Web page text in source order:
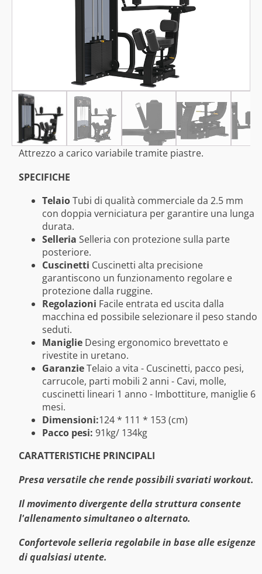
Attrezzo a carico variabile tramite piastre.
SPECIFICHE
TelaioTubi di qualità commerciale da 2.5 mm
con doppia verniciatura per garantire una lunga
durata.
Selleria Selleria con protezione sulla parte
posteriore.
Cuscinetti Cuscinetti alta precisione
garantiscono un funzionamento regolare e
protezione dalla ruggine.
Regolazioni Facile entrata ed uscita dalla
macchina ed possibile selezionare il peso stando
seduti.
Maniglie Desing ergonomico brevettato e
rivestite in uretano.
GaranzieTelaio a vita - Cuscinetti, pacco pesi,
carrucole, parti mobili 2 anni - Cavi, molle,
cuscinetti lineari 1 anno - Imbottiture, maniglie 6
mesi.
Dimensioni:124 * 111 * 153 (cm)
Pacco pesi: 91kg/ 134kg
CARATTERISTICHE PRINCIPALI
Presa versatile che rende possibili svariati workout.
Il movimento divergente della struttura consente
l'allenamento simultaneo o alternato.
Confortevole selleria regolabile in base alle esigenze
di qualsiasi utente.